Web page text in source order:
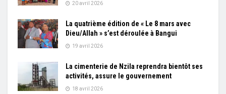
20 avril 2026
La quatrième édition de « Le 8 mars avec
Dieu/Allah » s’est déroulée à Bangui
19 avril 2026
La cimenterie de Nzila reprendra bientôt ses
activités, assure le gouvernement
18 avril 2026